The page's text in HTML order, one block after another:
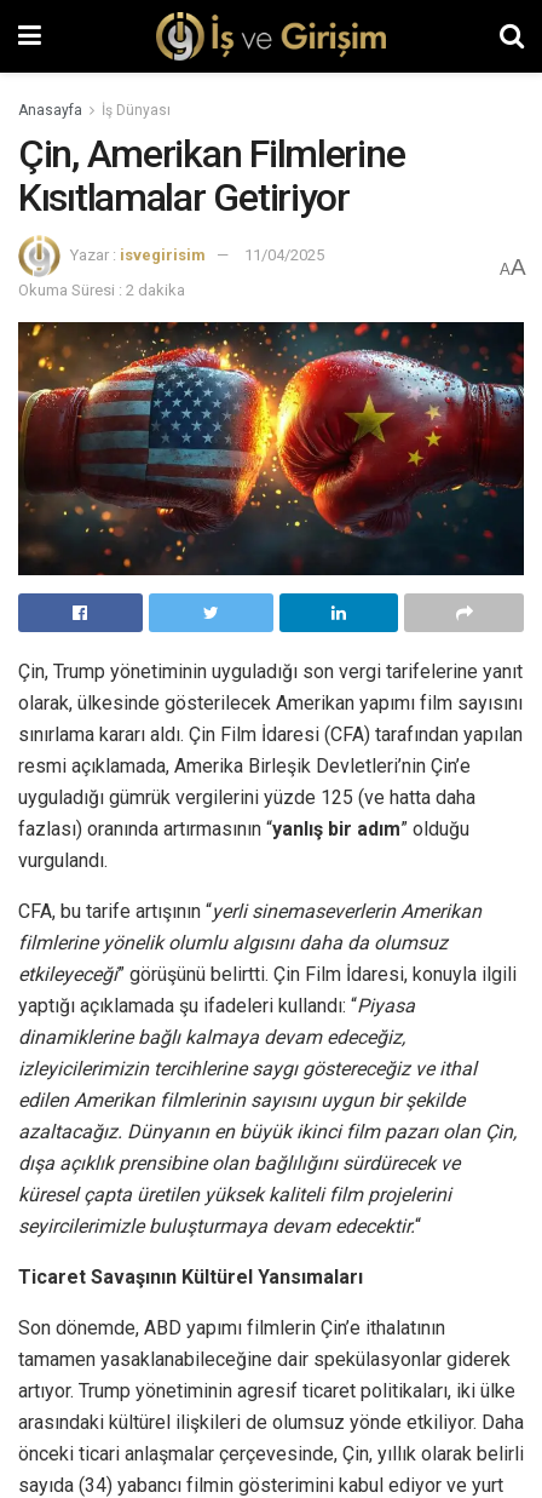
Anasayfa İş Dünyası
Çin, Amerikan Filmlerine
Kısıtlamalar Getiriyor
Yazar : isvegirisim
11/04/2025
Okuma Süresi : 2 dakika
AA
Çin, Trump yönetiminin uyguladığı son vergi tarifelerine yanıt
olarak, ülkesinde gösterilecek Amerikan yapımı film sayısını
sınırlama kararı aldı. Çin Film İdaresi (CFA) tarafından yapılan
resmi açıklamada, Amerika Birleşik Devletleri’nin Çin’e
uyguladığı gümrük vergilerini yüzde 125 (ve hatta daha
fazlası) oranında artırmasının “yanlış bir adım” olduğu
vurgulandı.
CFA, bu tarife artışının “yerli sinemaseverlerin Amerikan
filmlerine yönelik olumlu algısını daha da olumsuz
etkileyeceği” görüşünü belirtti. Çin Film İdaresi, konuyla ilgili
yaptığı açıklamada şu ifadeleri kullandı: “Piyasa
dinamiklerine bağlı kalmaya devam edeceğiz,
izleyicilerimizin tercihlerine saygı göstereceğiz ve ithal
edilen Amerikan filmlerinin sayısını uygun bir şekilde
azaltacağız. Dünyanın en büyük ikinci film pazarı olan Çin,
dışa açıklık prensibine olan bağlılığını sürdürecek ve
küresel çapta üretilen yüksek kaliteli film projelerini
seyircilerimizle buluşturmaya devam edecektir.“
Ticaret Savaşının Kültürel Yansımaları
Son dönemde, ABD yapımı filmlerin Çin’e ithalatının
tamamen yasaklanabileceğine dair spekülasyonlar giderek
artıyor. Trump yönetiminin agresif ticaret politikaları, iki ülke
arasındaki kültürel ilişkileri de olumsuz yönde etkiliyor. Daha
önceki ticari anlaşmalar çerçevesinde, Çin, yıllık olarak belirli
sayıda (34) yabancı filmin gösterimini kabul ediyor ve yurt